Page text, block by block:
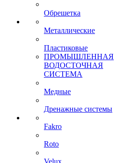
Обрешетка
Металлические
Пластиковые
ПРОМЫШЛЕННАЯ
ВОДОСТОЧНАЯ
СИСТЕМА
Медные
Дренажные системы
Fakro
Roto
Velux